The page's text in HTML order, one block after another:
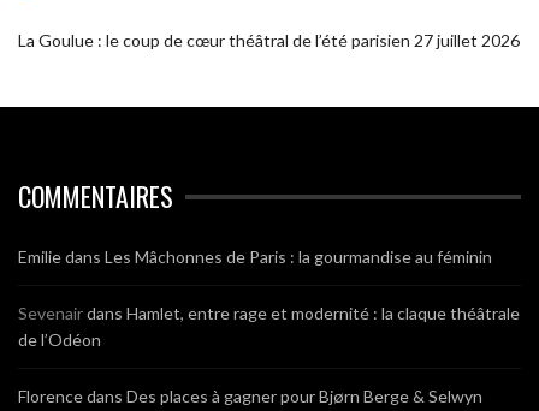
La Goulue : le coup de cœur théâtral de l’été parisien 27 juillet 2026
COMMENTAIRES
Emiliedans Les Mâchonnes de Paris : la gourmandise au féminin
Sevenairdans Hamlet, entre rage et modernité : la claque théâtrale
de l’Odéon
Florencedans Des places à gagner pour Bjørn Berge & Selwyn